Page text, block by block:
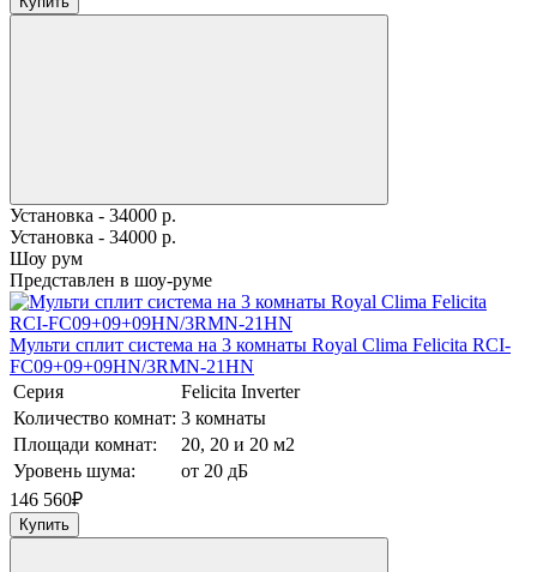
Установка - 34000 р.
Установка - 34000 р.
Шоу рум
Представлен в шоу-руме
Мульти сплит система на 3 комнаты Royal Clima Felicita RCI-
FС09+09+09HN/3RMN-21HN
Серия
Felicita Inverter
Количество комнат: 3 комнаты
Площади комнат:
20, 20 и 20 м2
Уровень шума:
от 20 дБ
146 560₽
Купить